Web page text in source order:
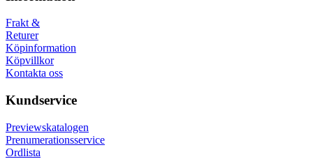
Frakt &
Returer
Köpinformation
Köpvillkor
Kontakta oss
Kundservice
Previewskatalogen
Prenumerationsservice
Ordlista